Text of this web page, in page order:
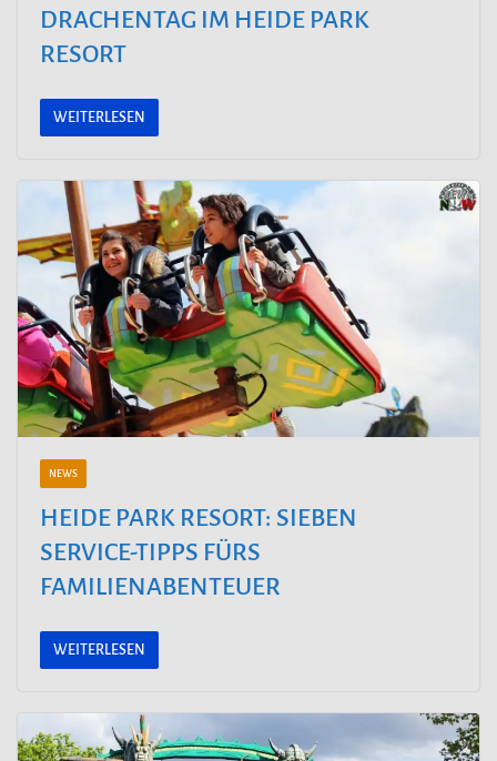
RACHENTAG IM HEIDE PARK R
ESORT
WEITERLESEN
NEWS
HEIDE PARK RESORT: SIEBEN
SERVICE-TIPPS FÜRS
FAMILIENABENTEUER
WEITERLESEN